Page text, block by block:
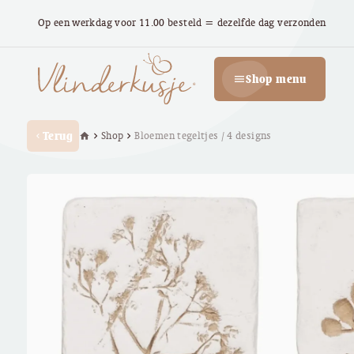
Op een werkdag voor 11.00 besteld = dezelfde dag verzonden
menuShop menu
chevron_left Terug home chevron_right Shop chevron_rightBloemen tegeltjes / 4 designs